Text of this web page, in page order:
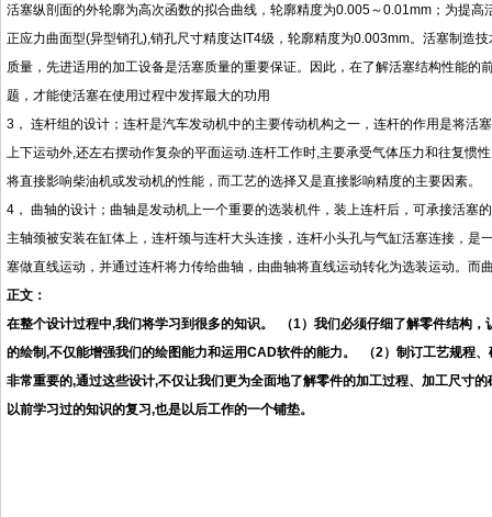
活塞纵剖面的外轮廓为高次函数的拟合曲线，轮廓精度为0.005～0.01mm；为提
正应力曲面型(异型销孔),销孔尺寸精度达IT4级，轮廓精度为0.003mm。活塞制造
质量，先进适用的加工设备是活塞质量的重要保证。因此，在了解活塞结构性能
题，才能使活塞在使用过程中发挥最大的功用
3， 连杆组的设计；连杆是汽车发动机中的主要传动机构之一，连杆的作用是将活
上下运动外,还左右摆动作复杂的平面运动.连杆工作时,主要承受气体压力和往复惯
将直接影响柴油机或发动机的性能，而工艺的选择又是直接影响精度的主要因素。
4， 曲轴的设计；曲轴是发动机上一个重要的选装机件，装上连杆后，可承接活塞
主轴颈被安装在缸体上，连杆颈与连杆大头连接，连杆小头孔与气缸活塞连接，
塞做直线运动，并通过连杆将力传给曲轴，由曲轴将直线运动转化为选装运动。而
正文：
在整个设计过程中,我们将学习到很多的知识。 （1）我们必须仔细了解零件结构
的绘制,不仅能增强我们的绘图能力和运用CAD软件的能力。 （2）制订工艺规程
非常重要的,通过这些设计,不仅让我们更为全面地了解零件的加工过程、加工尺寸
以前学习过的知识的复习,也是以后工作的一个铺垫。